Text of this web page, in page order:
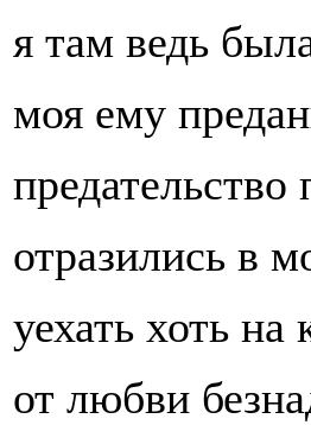
я там ведь
моя ему
предательство
отразились в
уехать хоть на
от любви